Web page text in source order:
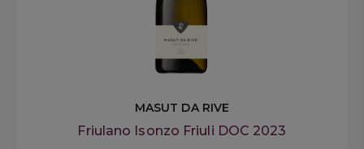
MASUT DA RIVE
Friulano Isonzo Friuli DOC 2023